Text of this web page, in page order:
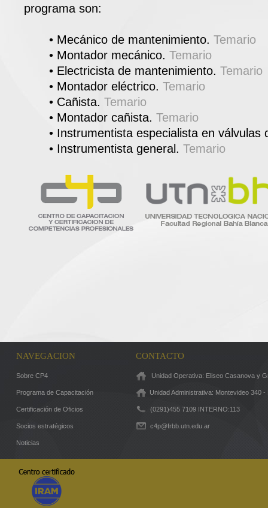
programa son:
• Mecánico de mantenimiento. Temario
• Montador mecánico. Temario
• Electricista de mantenimiento. Temario
• Montador eléctrico. Temario
• Cañista. Temario
• Montador cañista. Temario
• Instrumentista especialista en válvulas
• Instrumentista general. Temario
NAVEGACION
Sobre CP4
Programa de Capacitación
Certificación de Oficios
Socios estratégicos
Noticias
CONTACTO
Unidad Operativa: Eliseo Casanova y
Unidad Administrativa: Montevideo 340
(0291)455 7109 INTERNO:113
c4p@frbb.utn.edu.ar